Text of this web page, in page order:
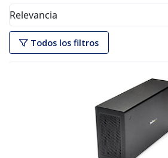
Relevancia
Todos los filtros